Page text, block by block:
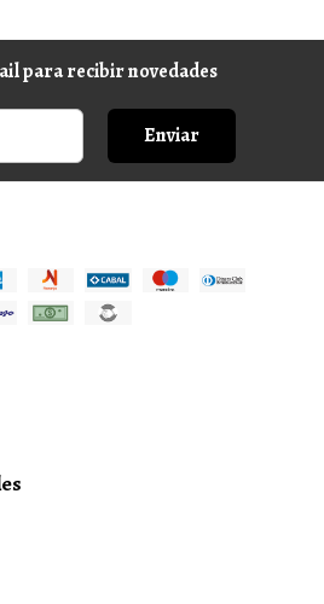
para recibir novedades
Enviar